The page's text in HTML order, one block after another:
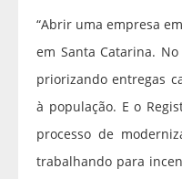
“Abrir uma empresa
em Santa Catarina.
priorizando entregas
à população. E o
processo de
trabalhando para